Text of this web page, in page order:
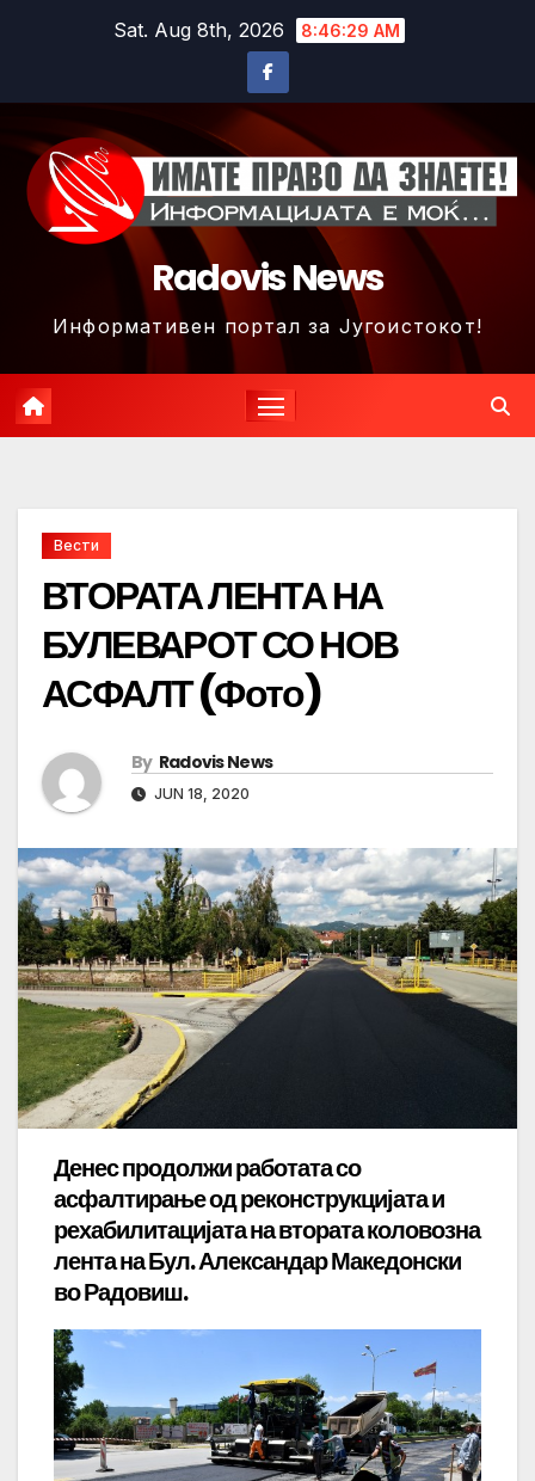
Sat. Aug 8th, 2026 8:46:32 AM
Radovis News
Информативен портал за Југоистокот!
Вести
ВТОРАТА ЛЕНТА НА
БУЛЕВАРОТ СО НОВ
АСФАЛТ (Фото)
By Radovis News
JUN 18, 2020
Денес продолжи работата со
асфалтирање од реконструкцијата и
рехабилитацијата на втората коловозна
лента на Бул. Александар Македонски
во Радовиш.